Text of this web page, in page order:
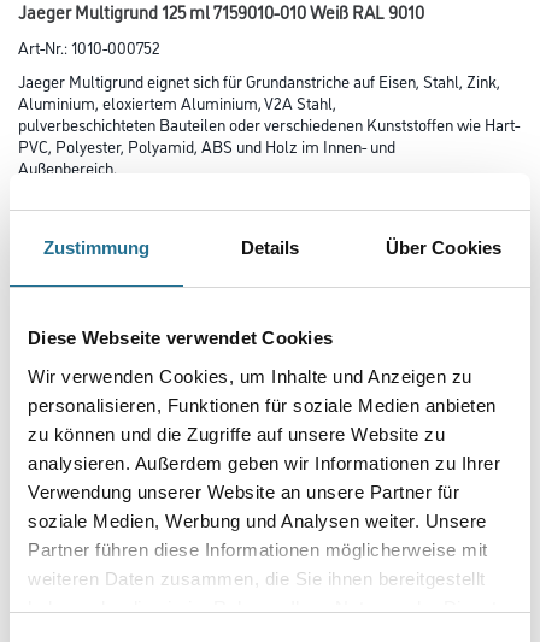
Zustimmung Details Über Cookies
Diese Webseite verwendet Cookies
Wir verwenden Cookies, um Inhalte und Anzeigen zu
personalisieren, Funktionen für soziale Medien anbieten
zu können und die Zugriffe auf unsere Website zu
analysieren. Außerdem geben wir Informationen zu Ihrer
Verwendung unserer Website an unsere Partner für
soziale Medien, Werbung und Analysen weiter. Unsere
Partner führen diese Informationen möglicherweise mit
weiteren Daten zusammen, die Sie ihnen bereitgestellt
haben oder die sie im Rahmen Ihrer Nutzung der Dienste
Jaeger Multigrund 125 ml 7159010-010 Weiß RAL 9010
Art-Nr.:1010-000752
Jaeger Multigrund eignet sich für Grundanstriche auf Eisen, Stahl, Zink,
Aluminium, eloxiertem Aluminium, V2A Stahl,
pulverbeschichteten Bauteilen oder verschiedenen Kunststoffen wie Hart-
PVC, Polyester, Polyamid, ABS und Holz im Innen- und
Außenbereich.
Gebinde
Umrechnungsfaktoren